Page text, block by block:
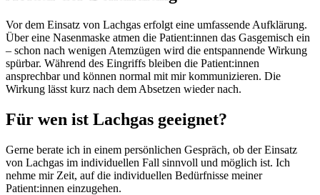
Vor dem Einsatz von Lachgas erfolgt eine umfassende Aufklärung.
Über eine Nasenmaske atmen die Patient:innen das Gasgemisch ein
– schon nach wenigen Atemzügen wird die entspannende Wirkung
spürbar. Während des Eingriffs bleiben die Patient:innen
ansprechbar und können normal mit mir kommunizieren. Die
Wirkung lässt kurz nach dem Absetzen wieder nach.
Für wen ist Lachgas geeignet?
Gerne berate ich in einem persönlichen Gespräch, ob der Einsatz
von Lachgas im individuellen Fall sinnvoll und möglich ist. Ich
nehme mir Zeit, auf die individuellen Bedürfnisse meiner
Patient:innen einzugehen.